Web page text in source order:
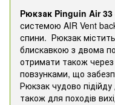
Рюкзак Pinguin Air 33
системою AIR Vent
спини. Рюкзак містить
блискавкою з двома
отримати також
повзунками, що
Рюкзак чудово
також для походів